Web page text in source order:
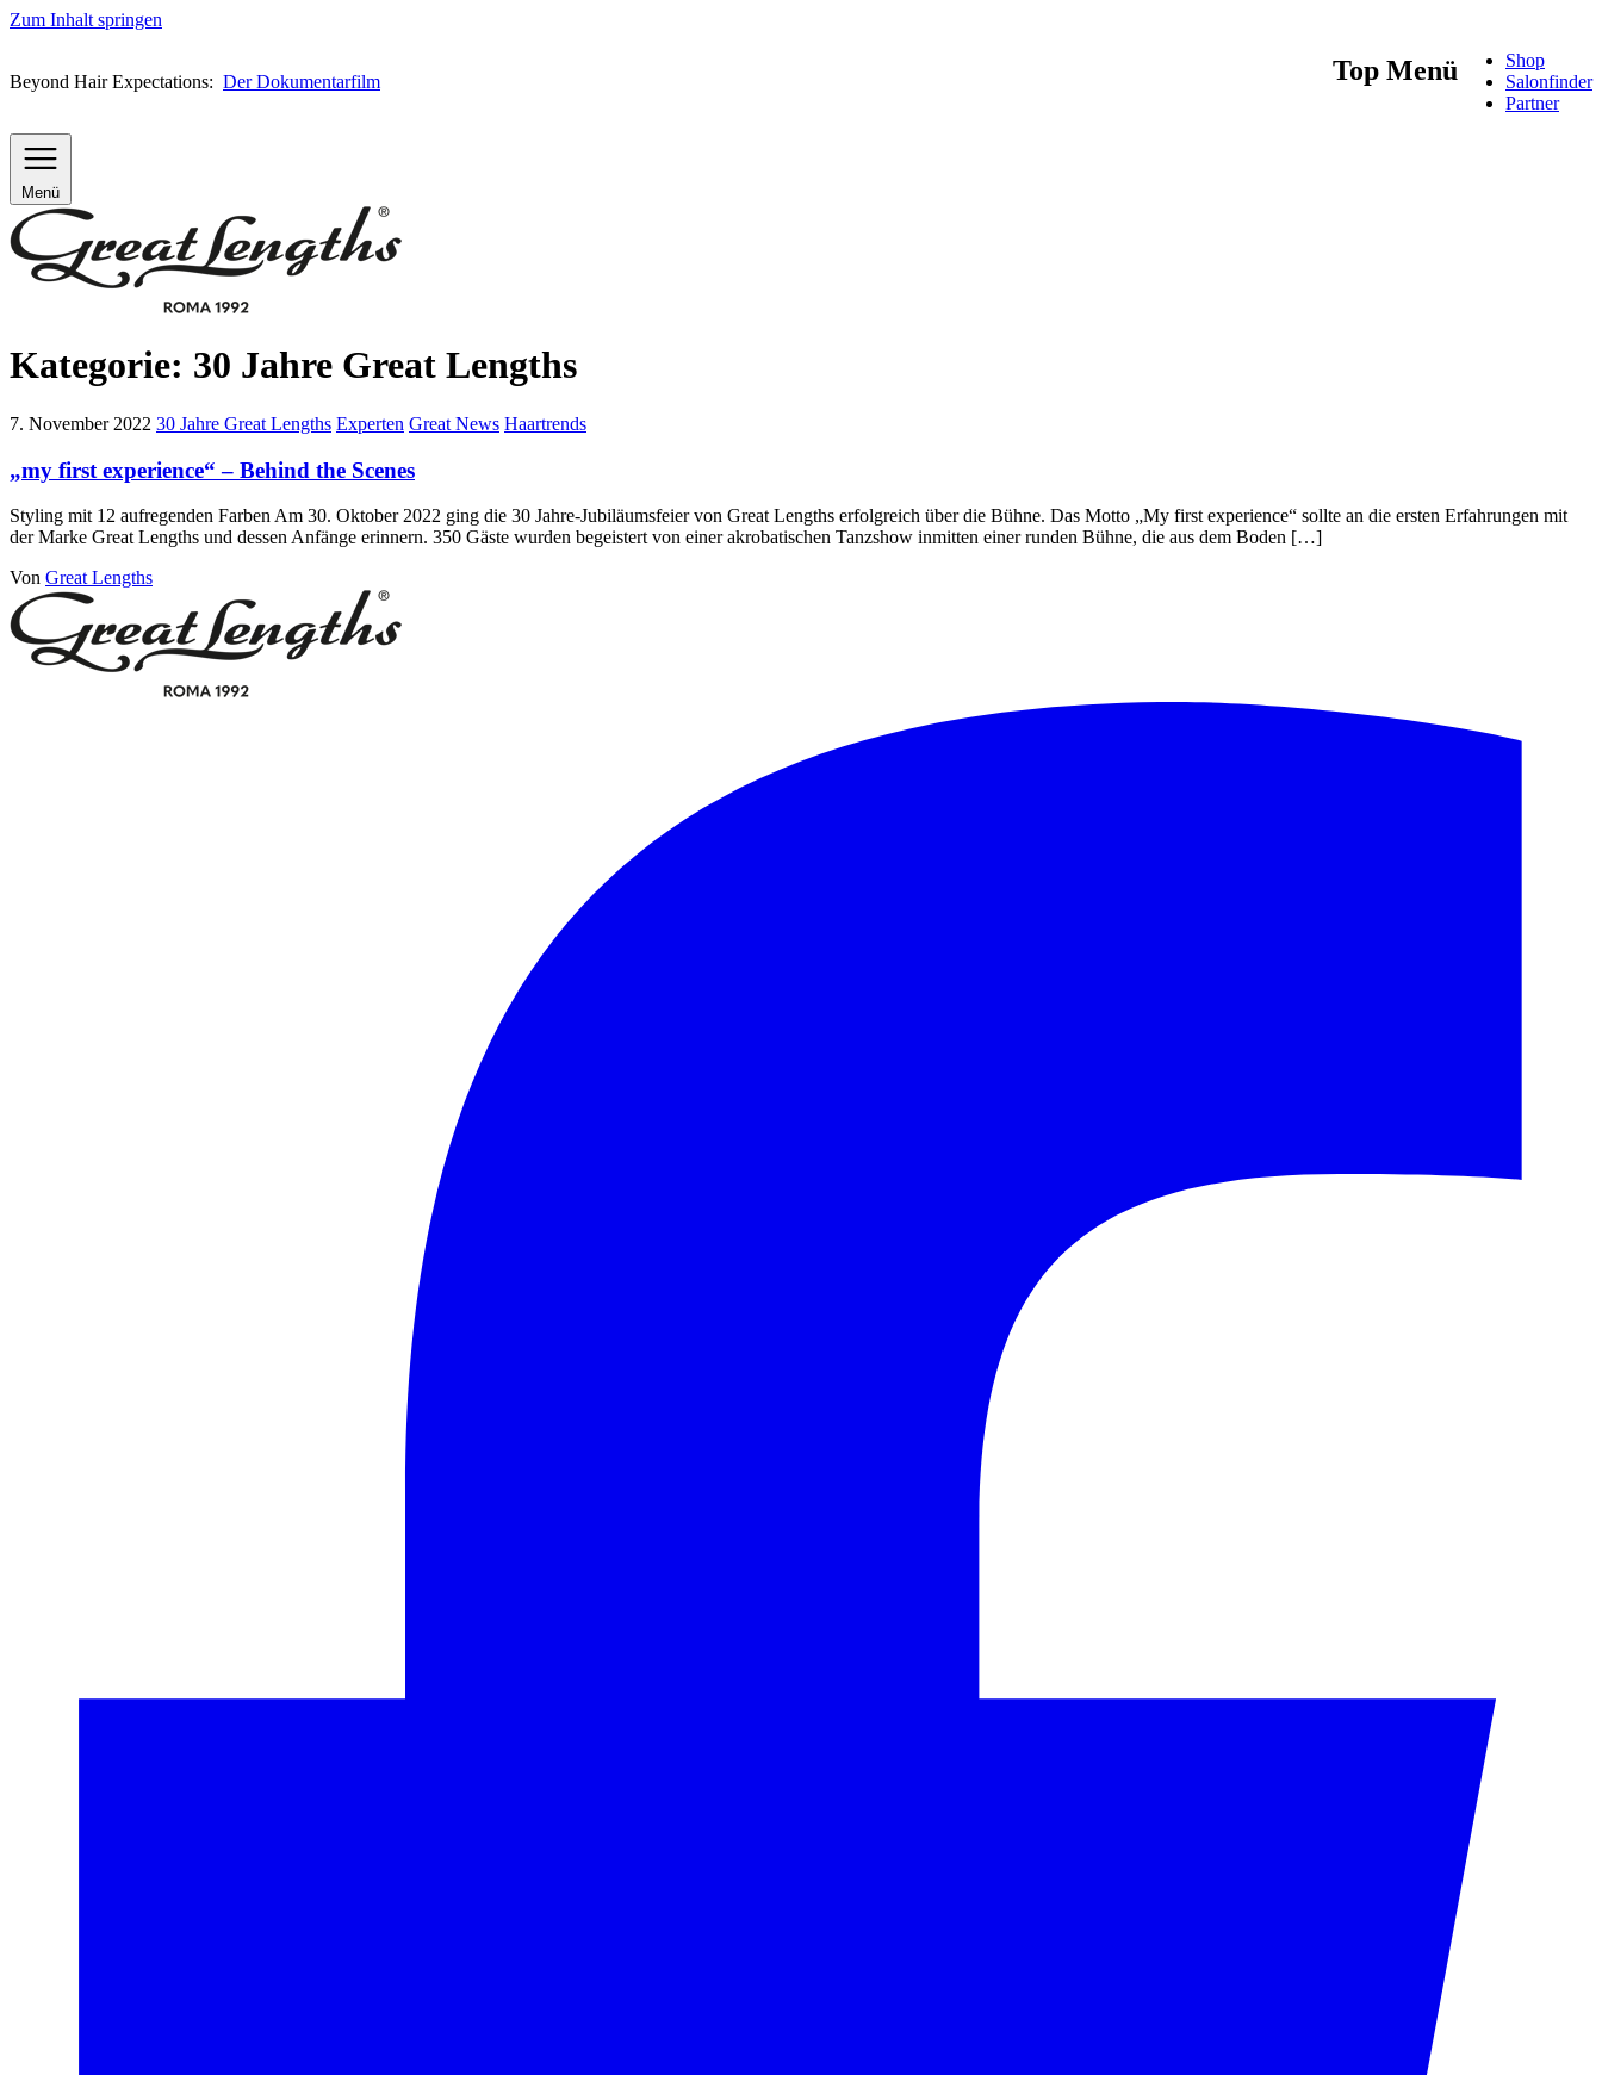
Zum Inhalt springen
Beyond Hair Expectations: Der Dokumentarfilm Top Menü
Shop
Salonfinder
Partner
Menü
Kategorie: 30 Jahre Great Lengths
7. November 2022 30 Jahre Great Lengths Experten Great News Haartrends
„my first experience“ – Behind the Scenes
Styling mit 12 aufregenden Farben Am 30. Oktober 2022 ging die 30 Jahre-Jubiläumsfeier von Great Lengths erfolgreich über die Bühne. Das Motto „My first experience“ sollte an die ersten Erfahrungen mit
der Marke Great Lengths und dessen Anfänge erinnern. 350 Gäste wurden begeistert von einer akrobatischen Tanzshow inmitten einer runden Bühne, die aus dem Boden […]
Von Great Lengths